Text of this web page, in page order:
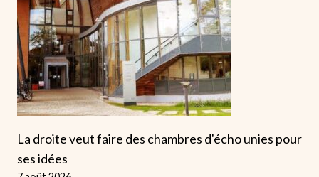
La droite veut faire des chambres d'écho unies pour
ses idées